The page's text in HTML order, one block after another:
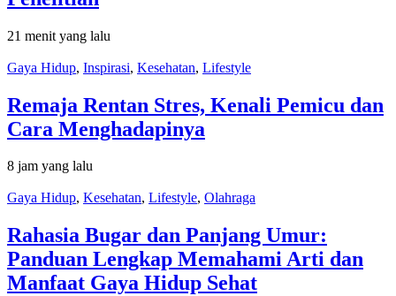
21 menit yang lalu
Gaya Hidup, Inspirasi, Kesehatan, Lifestyle
Remaja Rentan Stres, Kenali Pemicu dan
Cara Menghadapinya
8 jam yang lalu
Gaya Hidup, Kesehatan, Lifestyle, Olahraga
Rahasia Bugar dan Panjang Umur:
Panduan Lengkap Memahami Arti dan
Manfaat Gaya Hidup Sehat